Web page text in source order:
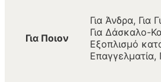
Για Ποιον
Για Άνδρα, Για
Για Δάσκαλο-
Εξοπλισμό
Επαγγελματία,